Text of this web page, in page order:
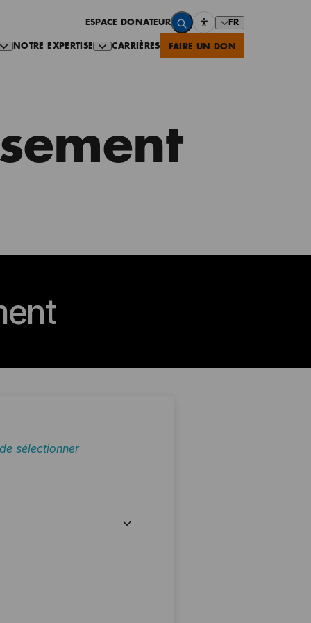
ESPACE DONATEUR FR
NOTRE EXPERTISE CARRIÈRES FAIRE UN DON